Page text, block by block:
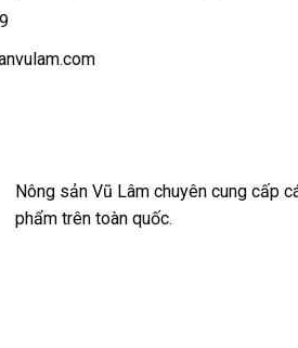
Nông sản Vũ Lâm chuyên cung cấp
phẩm trên toàn quốc.